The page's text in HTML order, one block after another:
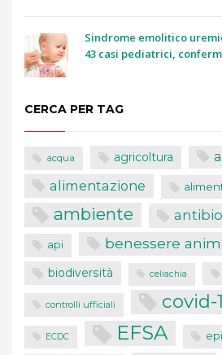
Sindrome emolitico
43 casi pediatrici,
CERCA PER TAG
acqua agricoltura
alimentazione
ambiente
api benessere
biodiversità celiachia
controlli ufficiali covid-
ECDC EFSA